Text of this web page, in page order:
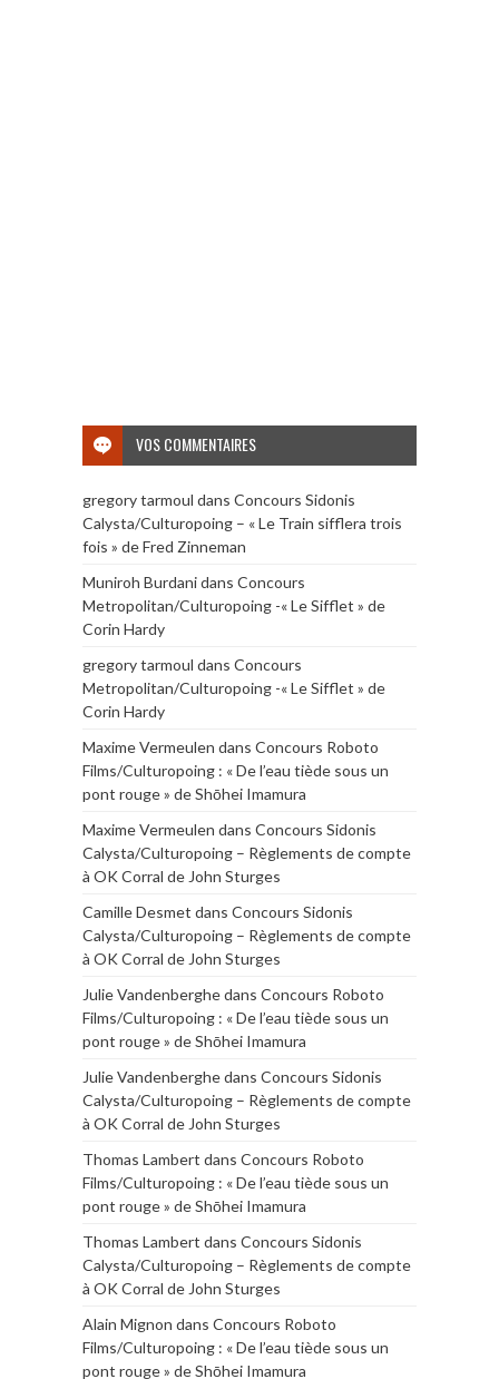
VOS COMMENTAIRES
gregory tarmoul dans Concours Sidonis
Calysta/Culturopoing – « Le Train sifflera trois
fois » de Fred Zinneman
Muniroh Burdanidans Concours
Metropolitan/Culturopoing -« Le Sifflet » de
Corin Hardy
gregory tarmoul dans Concours
Metropolitan/Culturopoing -« Le Sifflet » de
Corin Hardy
Maxime Vermeulen dans Concours Roboto
Films/Culturopoing : « De l’eau tiède sous un
pont rouge » de Shōhei Imamura
Maxime Vermeulen dans Concours Sidonis
Calysta/Culturopoing – Règlements de compte
à OK Corral de John Sturges
Camille Desmet dans Concours Sidonis
Calysta/Culturopoing – Règlements de compte
à OK Corral de John Sturges
Julie Vandenberghedans Concours Roboto
Films/Culturopoing : « De l’eau tiède sous un
pont rouge » de Shōhei Imamura
Julie Vandenberghedans Concours Sidonis
Calysta/Culturopoing – Règlements de compte
à OK Corral de John Sturges
Thomas Lambert dans Concours Roboto
Films/Culturopoing : « De l’eau tiède sous un
pont rouge » de Shōhei Imamura
Thomas Lambert dans Concours Sidonis
Calysta/Culturopoing – Règlements de compte
à OK Corral de John Sturges
Alain Mignon dans Concours Roboto
Films/Culturopoing : « De l’eau tiède sous un
pont rouge » de Shōhei Imamura